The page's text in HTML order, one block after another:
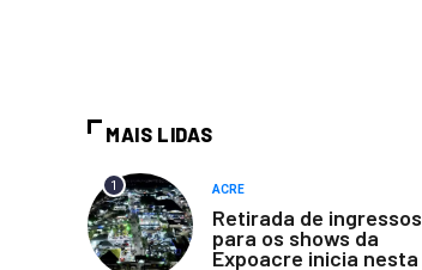
MAIS LIDAS
1 ACRE
Retirada de ingressos
para os shows da
Expoacre inicia nesta